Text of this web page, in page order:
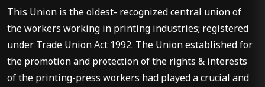
This Union is the oldest- recognized central union of
the workers working in printing industries; registered
under Trade Union Act 1992. The Union established for
the promotion and protection of the rights & interests
of the printing-press workers had played a crucial and